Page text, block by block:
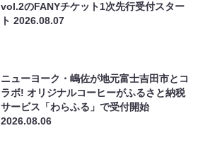
vol.2のFANYチケット1次先行受付スター
ト2026.08.07
ニューヨーク・嶋佐が地元富士吉田市とコ
ラボ! オリジナルコーヒーがふるさと納税
サービス「わらふる」で受付開始
2026.08.06